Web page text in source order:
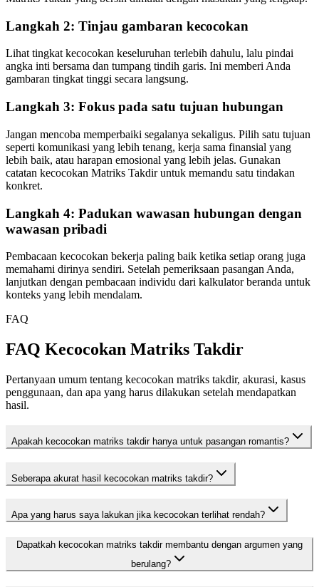
Langkah 2: Tinjau gambaran kecocokan
Lihat tingkat kecocokan keseluruhan terlebih dahulu, lalu pindai
angka inti bersama dan tumpang tindih garis. Ini memberi Anda
gambaran tingkat tinggi secara langsung.
Langkah 3: Fokus pada satu tujuan hubungan
Jangan mencoba memperbaiki segalanya sekaligus. Pilih satu tujuan
seperti komunikasi yang lebih tenang, kerja sama finansial yang
lebih baik, atau harapan emosional yang lebih jelas. Gunakan
catatan kecocokan Matriks Takdir untuk memandu satu tindakan
konkret.
Langkah 4: Padukan wawasan hubungan dengan
wawasan pribadi
Pembacaan kecocokan bekerja paling baik ketika setiap orang juga
memahami dirinya sendiri. Setelah pemeriksaan pasangan Anda,
lanjutkan dengan pembacaan individu dari kalkulator beranda untuk
konteks yang lebih mendalam.
FAQ
FAQ Kecocokan Matriks Takdir
Pertanyaan umum tentang kecocokan matriks takdir, akurasi, kasus
penggunaan, dan apa yang harus dilakukan setelah mendapatkan
hasil.
Apakah kecocokan matriks takdir hanya untuk pasangan romantis?
Seberapa akurat hasil kecocokan matriks takdir?
Apa yang harus saya lakukan jika kecocokan terlihat rendah?
Dapatkah kecocokan matriks takdir membantu dengan argumen yang
berulang?